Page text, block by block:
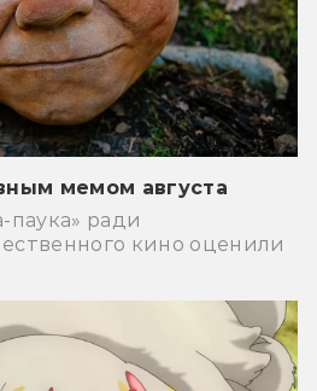
мемом августа
паука» ради
кино оценили